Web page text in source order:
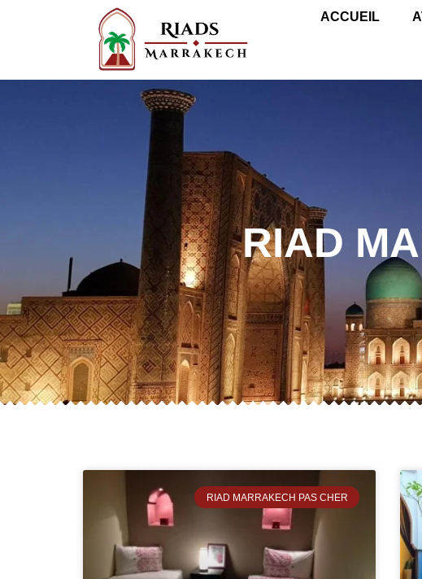
ACCUEIL
RIAD
RIAD MARRAKECH PAS CHER